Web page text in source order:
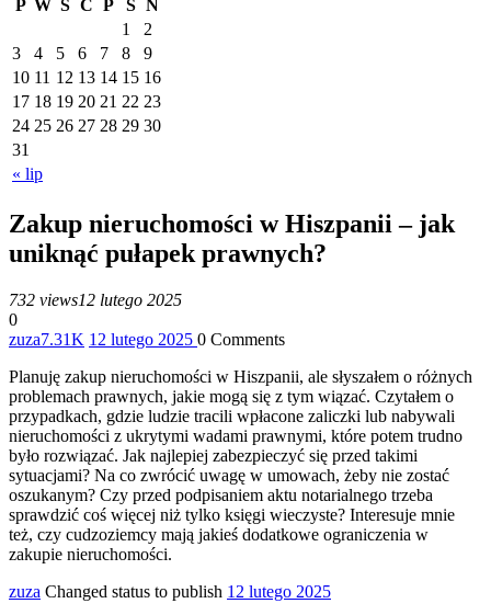
P W Ś C P S N
« lip
1
2
3
4 5 6 7 8
9
10 11 12 13 14 15 16
17 18 19 20 21 22 23
24 25 26 27 28 29 30
31
Zakup nieruchomości w Hiszpanii – jak
uniknąć pułapek prawnych?
732 views12 lutego 2025
0
zuza7.31K 12 lutego 2025 0 Comments
Planuję zakup nieruchomości w Hiszpanii, ale słyszałem o różnych
problemach prawnych, jakie mogą się z tym wiązać. Czytałem o
przypadkach, gdzie ludzie tracili wpłacone zaliczki lub nabywali
nieruchomości z ukrytymi wadami prawnymi, które potem trudno
było rozwiązać. Jak najlepiej zabezpieczyć się przed takimi
sytuacjami? Na co zwrócić uwagę w umowach, żeby nie zostać
oszukanym? Czy przed podpisaniem aktu notarialnego trzeba
sprawdzić coś więcej niż tylko księgi wieczyste? Interesuje mnie
też, czy cudzoziemcy mają jakieś dodatkowe ograniczenia w
zakupie nieruchomości.
zuza Changed status to publish 12 lutego 2025